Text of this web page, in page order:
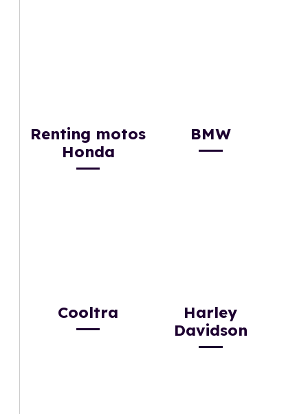
Renting motos
Honda
BMW
Cooltra
Harley
Davidson